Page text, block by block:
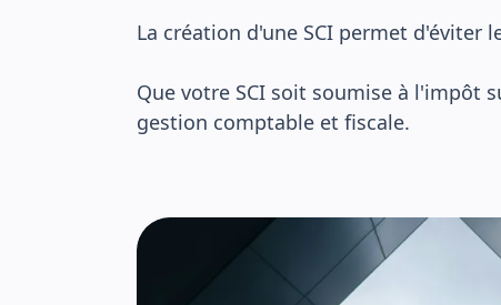
Hôtels et Restaurants
La création d'une SCI permet
Que votre SCI soit soumise à l'impôt
gestion comptable et fiscale.